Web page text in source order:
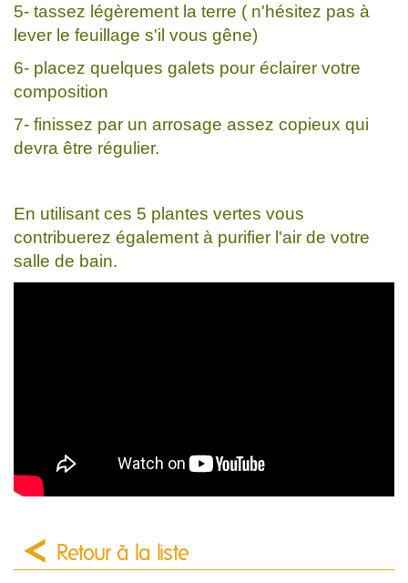
5- tassez légèrement la terre ( n'hésitez pas à
lever le feuillage s'il vous gêne)
6- placez quelques galets pour éclairer votre
composition
7- finissez par un arrosage assez copieux qui
devra être régulier.
En utilisant ces 5 plantes vertes vous
contribuerez également à purifier l'air de votre
salle de bain.
Retour à la liste